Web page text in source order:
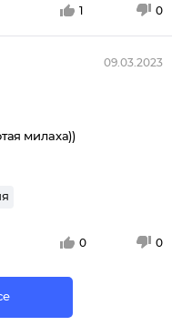
1 0
09.03.2023
милаха))
0 0